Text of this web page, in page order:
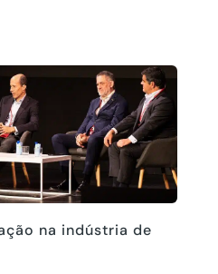
na indústria de